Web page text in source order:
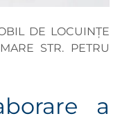
DE LOCUINȚE
STR. PETRU
a